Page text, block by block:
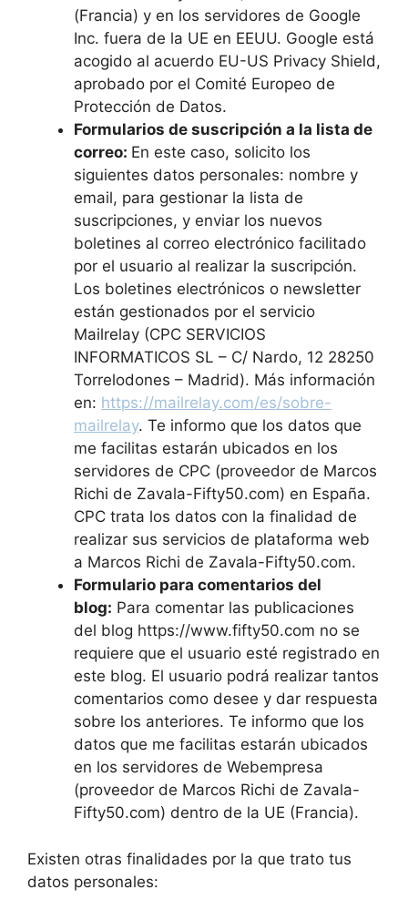
(Francia) y en los servidores de Google
Inc. fuera de la UE en EEUU. Google está
acogido al acuerdo EU-US Privacy Shield,
aprobado por el Comité Europeo de
Protección de Datos.
Formularios de suscripción a la lista de
correo: En este caso, solicito los
siguientes datos personales: nombre y
email, para gestionar la lista de
suscripciones, y enviar los nuevos
boletines al correo electrónico facilitado
por el usuario al realizar la suscripción.
Los boletines electrónicos o newsletter
están gestionados por el servicio
Mailrelay (CPC SERVICIOS
INFORMATICOS SL – C/ Nardo, 12 28250
Torrelodones – Madrid). Más información
en: https://mailrelay.com/es/sobre-
mailrelay. Te informo que los datos que
me facilitas estarán ubicados en los
servidores de CPC (proveedor de Marcos
Richi de Zavala-Fifty50.com) en España.
CPC trata los datos con la finalidad de
realizar sus servicios de plataforma web
a Marcos Richi de Zavala-Fifty50.com.
Formulario para comentarios del
blog: Para comentar las publicaciones
del blog https://www.fifty50.com no se
requiere que el usuario esté registrado en
este blog. El usuario podrá realizar tantos
comentarios como desee y dar respuesta
sobre los anteriores. Te informo que los
datos que me facilitas estarán ubicados
en los servidores de Webempresa
(proveedor de Marcos Richi de Zavala-
Fifty50.com) dentro de la UE (Francia).
Existen otras finalidades por la que trato tus
datos personales: